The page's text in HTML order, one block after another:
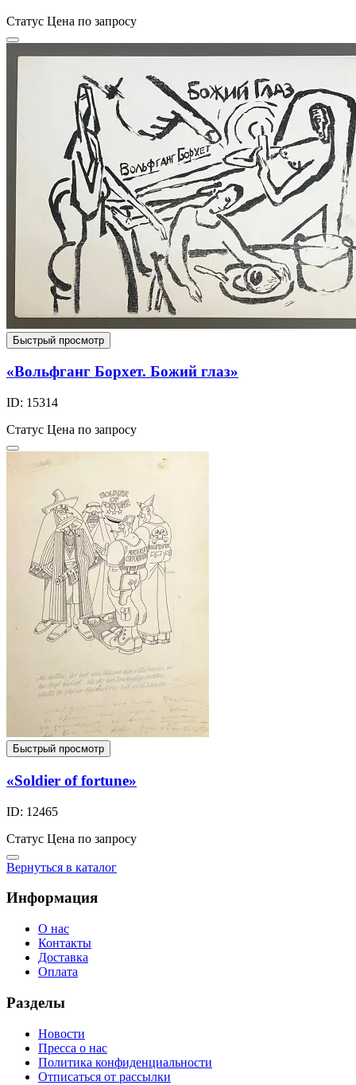
Статус Цена по запросу
Быстрый просмотр
«Вольфганг Борхет. Божий глаз»
ID: 15314
Статус Цена по запросу
Быстрый просмотр
«Soldier of fortune»
ID: 12465
Статус Цена по запросу
Вернуться в каталог
Информация
О нас
Контакты
Доставка
Оплата
Разделы
Новости
Пресса о нас
Политика конфиденциальности
Отписаться от рассылки